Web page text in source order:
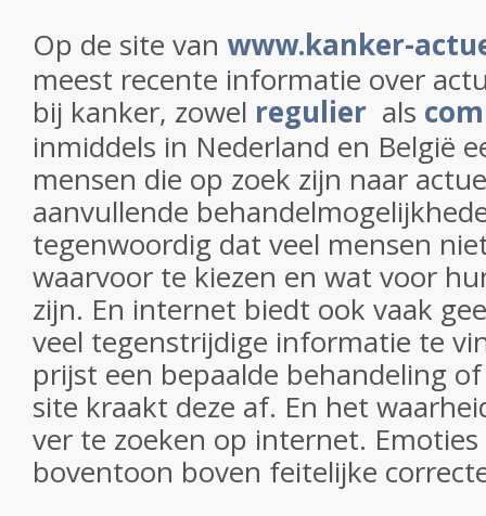
Op de site van www.kanker-
meest recente informatie over
bij kanker, zowel regulier als
inmiddels in Nederland en België
mensen die op zoek zijn naar
aanvullende
tegenwoordig dat veel mensen
waarvoor te kiezen en wat voor
zijn. En internet biedt ook vaak
veel tegenstrijdige informatie te
prijst een bepaalde behandeling
site kraakt deze af. En het
ver te zoeken op internet.
boventoon boven feitelijke